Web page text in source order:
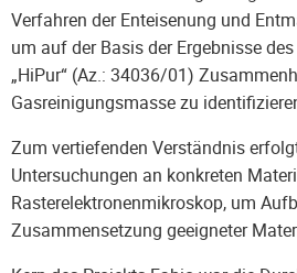
Verfahren der Enteisenung und
um auf der Basis der Ergebnisse
„HiPur“ (Az.: 34036/01)
Gasreinigungsmasse zu
Zum vertiefenden Verständnis
Untersuchungen an konkreten
Rasterelektronenmikroskop, um
Zusammensetzung geeigneter